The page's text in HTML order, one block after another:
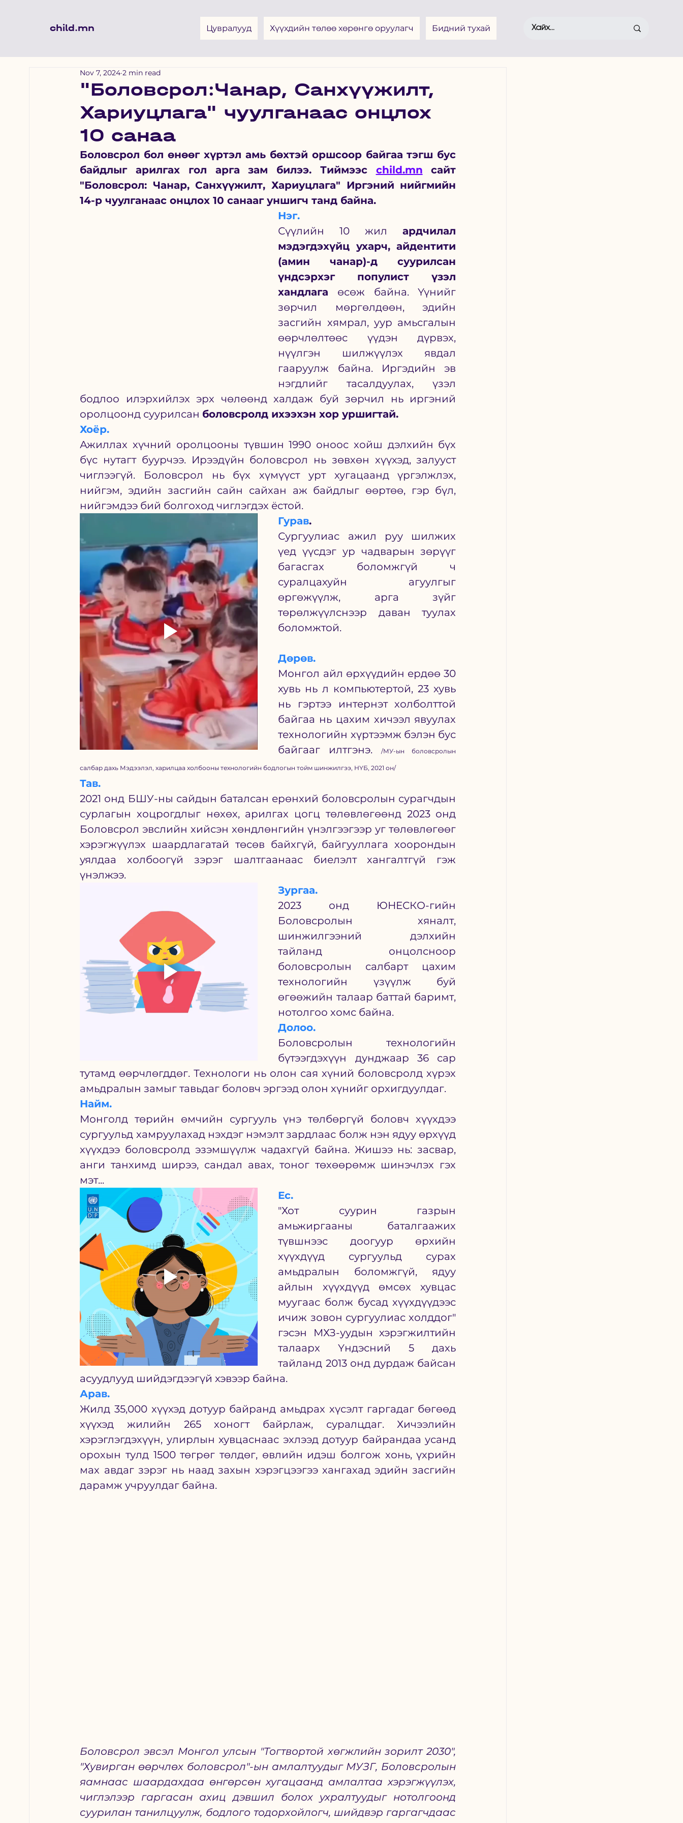
child.mn Цувралууд Хүүхдийн төлөө хөрөнгө оруулагч Бидний тухай
"Боловсрол:Чанар, Санхүүжилт,
Хариуцлага" чуулганаас онцлох
10 санаа
Nov 7, 2024 2 min read
Боловсрол бол өнөөг хүртэл амь бөхтэй оршсоор байгаа тэгш бус
байдлыг арилгах гол арга зам билээ. Тиймээс child.mn сайт
"Боловсрол: Чанар, Санхүүжилт, Хариуцлага" Иргэний нийгмийн
14-р чуулганаас онцлох 10 санааг уншигч танд байна.
Нэг.
Сүүлийн 10 жил ардчилал
мэдэгдэхүйц ухарч, айдентити
(амин чанар)-д суурилсан
үндсэрхэг популист үзэл
хандлага өсөж байна. Үүнийг
зөрчил мөргөлдөөн, эдийн
засгийн хямрал, уур амьсгалын
өөрчлөлтөөс үүдэн дүрвэх,
нүүлгэн шилжүүлэх явдал
гааруулж байна. Иргэдийн эв
нэгдлийг тасалдуулах, үзэл
бодлоо илэрхийлэх эрх чөлөөнд халдаж буй зөрчил нь иргэний
оролцоонд суурилсан боловсролд ихээхэн хор уршигтай.
Хоёр.
Ажиллах хүчний оролцооны түвшин 1990 оноос хойш дэлхийн бүх
бүс нутагт буурчээ. Ирээдүйн боловсрол нь зөвхөн хүүхэд, залууст
чиглээгүй. Боловсрол нь бүх хүмүүст урт хугацаанд үргэлжлэх,
нийгэм, эдийн засгийн сайн сайхан аж байдлыг өөртөө, гэр бүл,
нийгэмдээ бий болгоход чиглэгдэх ёстой.
Гурав.
Сургуулиас ажил руу шилжих
үед үүсдэг ур чадварын зөрүүг
багасгах боломжгүй ч
суралцахуйн агуулгыг
өргөжүүлж, арга зүйг
төрөлжүүлснээр даван туулах
боломжтой.
Дөрөв.
Монгол айл өрхүүдийн ердөө 30
хувь нь л компьютертой, 23 хувь
нь гэртээ интернэт холболттой
байгаа нь цахим хичээл явуулах
технологийн хүртээмж бэлэн бус
байгааг илтгэнэ.
/МУ-ын боловсролын
салбар дахь Мэдээлэл, харилцаа холбооны технологийн бодлогын тойм шинжилгээ, НҮБ, 2021 он/
Тав.
2021 онд БШУ-ны сайдын баталсан ерөнхий боловсролын сурагчдын
сурлагын хоцрогдлыг нөхөх, арилгах цогц төлөвлөгөөнд 2023 онд
Боловсрол эвслийн хийсэн хөндлөнгийн үнэлгээгээр уг төлөвлөгөөг
хэрэгжүүлэх шаардлагатай төсөв байхгүй, байгууллага хоорондын
уялдаа холбоогүй зэрэг шалтгаанаас биелэлт хангалтгүй гэж
үнэлжээ.
Зургаа.
2023 онд ЮНЕСКО-гийн
Боловсролын хяналт,
шинжилгээний дэлхийн
тайланд онцолсноор
боловсролын салбарт цахим
технологийн үзүүлж буй
өгөөжийн талаар баттай баримт,
нотолгоо хомс байна.
Долоо.
Боловсролын технологийн
бүтээгдэхүүн дунджаар 36 сар
тутамд өөрчлөгддөг. Технологи нь олон сая хүний боловсролд хүрэх
амьдралын замыг тавьдаг боловч эргээд олон хүнийг орхигдуулдаг.
Найм.
Монголд төрийн өмчийн сургууль үнэ төлбөргүй боловч хүүхдээ
сургуульд хамруулахад нэхдэг нэмэлт зардлаас болж нэн ядуу өрхүүд
хүүхдээ боловсролд эзэмшүүлж чадахгүй байна. Жишээ нь: засвар,
анги танхимд ширээ, сандал авах, тоног төхөөрөмж шинэчлэх гэх
мэт...
Ес.
"Хот суурин газрын
амьжиргааны баталгаажих
түвшнээс доогуур өрхийн
хүүхдүүд сургуульд сурах
амьдралын боломжгүй, ядуу
айлын хүүхдүүд өмсөх хувцас
муугаас болж бусад хүүхдүүдээс
ичиж зовон сургуулиас холддог"
гэсэн МХЗ-уудын хэрэгжилтийн
талаарх Үндэсний 5 дахь
тайланд 2013 онд дурдаж байсан
асуудлууд шийдэгдээгүй хэвээр байна.
Арав.
Жилд 35,000 хүүхэд дотуур байранд амьдрах хүсэлт гаргадаг бөгөөд
хүүхэд жилийн 265 хоногт байрлаж, суралцдаг. Хичээлийн
хэрэглэгдэхүүн, улирлын хувцаснаас эхлээд дотуур байрандаа усанд
орохын тулд 1500 төгрөг төлдөг, өвлийн идэш болгож хонь, үхрийн
мах авдаг зэрэг нь наад захын хэрэгцээгээ хангахад эдийн засгийн
дарамж учруулдаг байна.
Боловсрол эвсэл Монгол улсын "Тогтвортой хөгжлийн зорилт 2030",
"Хувирган өөрчлөх боловсрол"-ын амлалтуудыг МУЗГ, Боловсролын
яамнаас шаардахдаа өнгөрсөн хугацаанд амлалтаа хэрэгжүүлэх,
чиглэлээр гаргасан ахиц дэвшил болох ухралтуудыг нотолгоонд
суурилан танилцуулж, бодлого тодорхойлогч, шийдвэр гаргагчдаас